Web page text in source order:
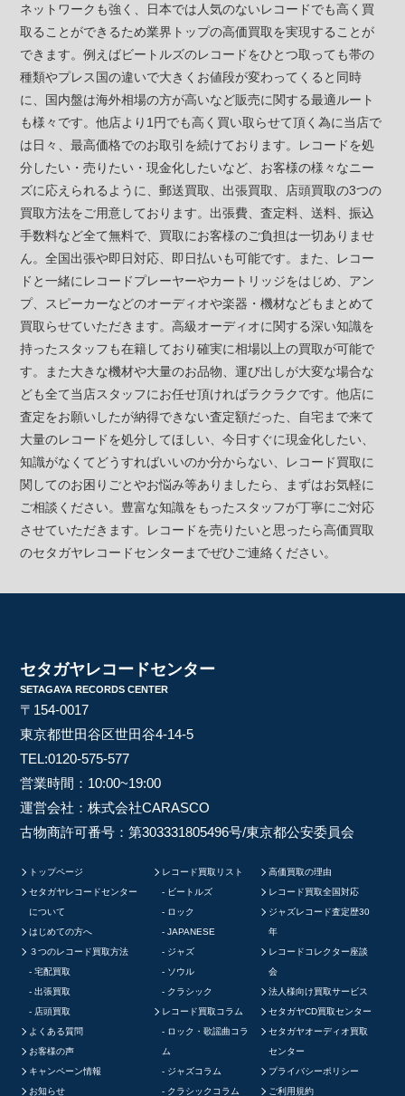
ネットワークも強く、日本では人気のないレコードでも高く買
取ることができるため業界トップの高価買取を実現することが
できます。例えばビートルズのレコードをひとつ取っても帯の
種類やプレス国の違いで大きくお値段が変わってくると同時
に、国内盤は海外相場の方が高いなど販売に関する最適ルート
も様々です。他店より1円でも高く買い取らせて頂く為に当店で
は日々、最高価格でのお取引を続けております。レコードを処
分したい・売りたい・現金化したいなど、お客様の様々なニー
ズに応えられるように、郵送買取、出張買取、店頭買取の3つの
買取方法をご用意しております。出張費、査定料、送料、振込
手数料など全て無料で、買取にお客様のご負担は一切ありませ
ん。全国出張や即日対応、即日払いも可能です。また、レコー
ドと一緒にレコードプレーヤーやカートリッジをはじめ、アン
プ、スピーカーなどのオーディオや楽器・機材などもまとめて
買取らせていただきます。高級オーディオに関する深い知識を
持ったスタッフも在籍しており確実に相場以上の買取が可能で
す。また大きな機材や大量のお品物、運び出しが大変な場合な
ども全て当店スタッフにお任せ頂ければラクラクです。他店に
査定をお願いしたが納得できない査定額だった、自宅まで来て
大量のレコードを処分してほしい、今日すぐに現金化したい、
知識がなくてどうすればいいのか分からない、レコード買取に
関してのお困りごとやお悩み等ありましたら、まずはお気軽に
ご相談ください。豊富な知識をもったスタッフが丁寧にご対応
させていただきます。レコードを売りたいと思ったら高価買取
のセタガヤレコードセンターまでぜひご連絡ください。
セタガヤレコードセンター
SETAGAYA RECORDS CENTER
〒154-0017
東京都世田谷区世田谷4-14-5
TEL:0120-575-577
営業時間：10:00~19:00
運営会社：株式会社CARASCO
古物商許可番号：第303331805496号/東京都公安委員会
トップページ
セタガヤレコードセンター
について
はじめての方へ
３つのレコード買取方法
宅配買取
出張買取
店頭買取
よくある質問
お客様の声
キャンペーン情報
お知らせ
レコード買取リスト
ビートルズ
ロック
JAPANESE
ジャズ
ソウル
クラシック
レコード買取コラム
ロック・歌謡曲コラ
ム
ジャズコラム
クラシックコラム
高価買取の理由
レコード買取全国対応
ジャズレコード査定歴30
年
レコードコレクター座談
会
法人様向け買取サービス
セタガヤCD買取センター
セタガヤオーディオ買取
センター
プライバシーポリシー
ご利用規約